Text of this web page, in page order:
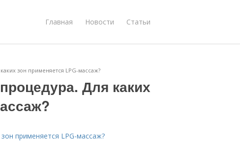
Главная Новости Статьи
зон применяется LPG-массаж?
Для каких
применяется LPG-массаж?